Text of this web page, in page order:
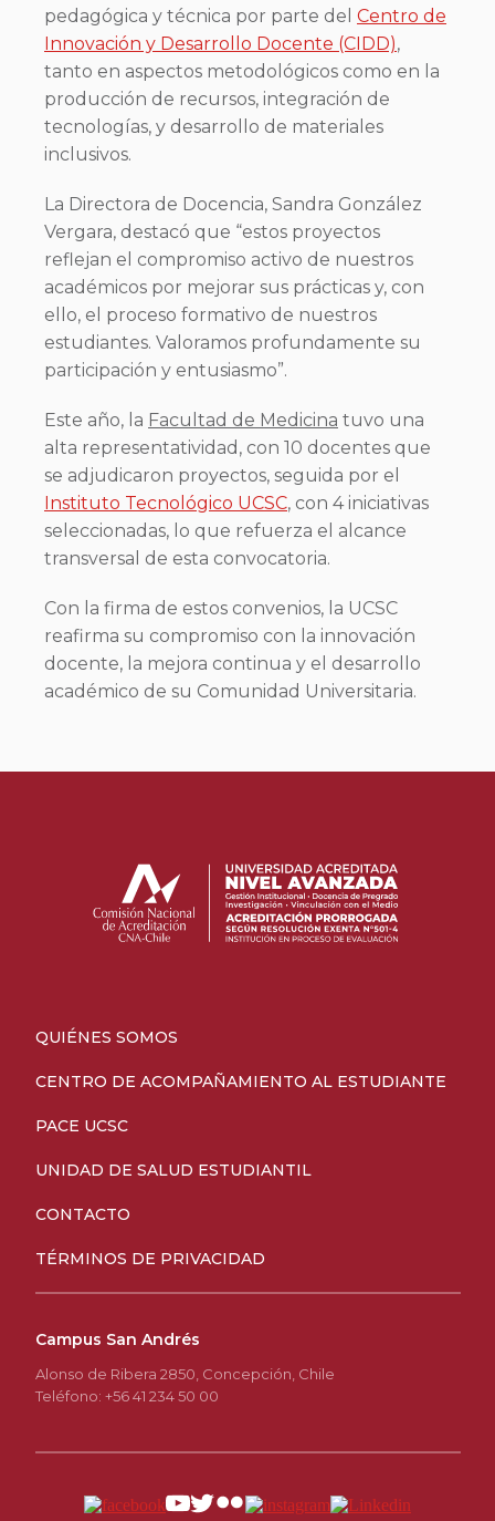
pedagógica y técnica por parte del Centro de
Innovación y Desarrollo Docente (CIDD),
tanto en aspectos metodológicos como en la
producción de recursos, integración de
tecnologías, y desarrollo de materiales
inclusivos.
La Directora de Docencia, Sandra González
Vergara, destacó que “estos proyectos
reflejan el compromiso activo de nuestros
académicos por mejorar sus prácticas y, con
ello, el proceso formativo de nuestros
estudiantes. Valoramos profundamente su
participación y entusiasmo”.
Este año, la Facultad de Medicina tuvo una
alta representatividad, con 10 docentes que
se adjudicaron proyectos, seguida por el
Instituto Tecnológico UCSC, con 4 iniciativas
seleccionadas, lo que refuerza el alcance
transversal de esta convocatoria.
Con la firma de estos convenios, la UCSC
reafirma su compromiso con la innovación
docente, la mejora continua y el desarrollo
académico de su Comunidad Universitaria.
QUIÉNES SOMOS
CENTRO DE ACOMPAÑAMIENTO AL ESTUDIANTE
PACE UCSC
UNIDAD DE SALUD ESTUDIANTIL
CONTACTO
TÉRMINOS DE PRIVACIDAD
Campus San Andrés
Alonso de Ribera 2850, Concepción, Chile
Teléfono: +56 41 234 50 00